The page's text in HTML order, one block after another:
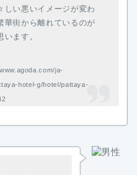
しい悪いイメージが変わ
華街から離れているのが
います。
ja-
hotel-g/hotel/pattaya-